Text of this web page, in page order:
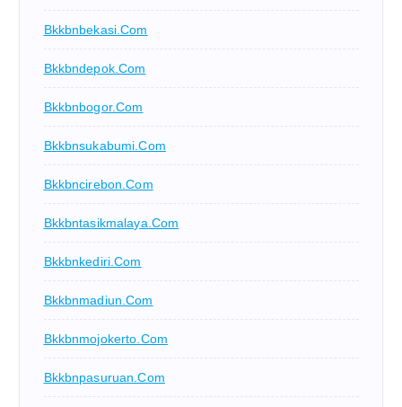
Bkkbnbekasi.com
Bkkbndepok.com
Bkkbnbogor.com
Bkkbnsukabumi.com
Bkkbncirebon.com
Bkkbntasikmalaya.com
Bkkbnkediri.com
Bkkbnmadiun.com
Bkkbnmojokerto.com
Bkkbnpasuruan.com